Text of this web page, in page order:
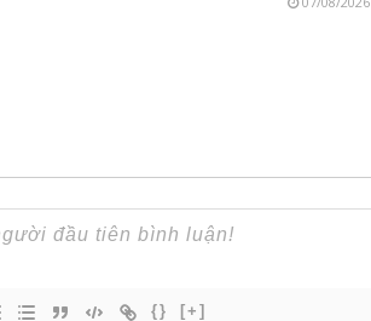
{} [+]